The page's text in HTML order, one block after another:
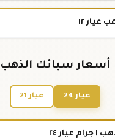
عيار ١٢
أسعار سبائك الذهب
عيار 24 عيار 21
٢٤